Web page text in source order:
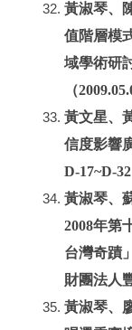
黃淑琴、
值階層模
域學術研
（
黃文星、
信度影響
D-17~D-
黃淑琴、
2008年第
台灣奇蹟
財團法人
黃淑琴、